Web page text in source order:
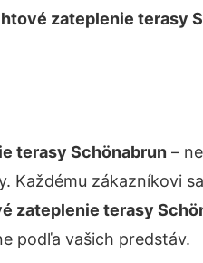
zateplenie terasy
terasy Schönabrun –
Každému zákazníkovi
zateplenie terasy
podľa vašich predstáv.